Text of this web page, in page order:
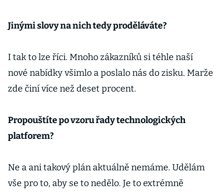
Jinými slovy na nich tedy proděláváte?
I tak to lze říci. Mnoho zákazníků si téhle naší
nové nabídky všimlo a poslalo nás do zisku. Marže
zde činí více než deset procent.
Propouštíte po vzoru řady technologických
platforem?
Ne a ani takový plán aktuálně nemáme. Udělám
vše pro to, aby se to nedělo. Je to extrémně